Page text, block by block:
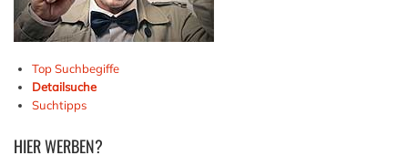
Top Suchbegiffe
Detailsuche
Suchtipps
HIERWERBEN?